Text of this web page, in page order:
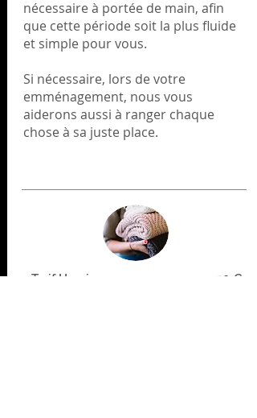
nécessaire à portée de main, afin
que cette période soit la plus fluide
et simple pour vous.
Si nécessaire, lors de votre
emménagement, nous vous
aiderons aussi à ranger chaque
chose à sa juste place.
Tarif Horaire 50 €